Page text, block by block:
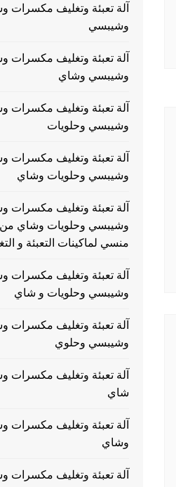
آلة تعبئة وتغليف
وشيبسي
آلة تعبئة وتغليف
وشيبسي وشاي
آلة تعبئة وتغليف
وشيبسي وحلويات
آلة تعبئة وتغليف
وشيبسي وحلويات وشاي
آلة تعبئة وتغليف
وشيبسي وحلويات وشاي
منسي لماكينات التعبئة و
آلة تعبئة وتغليف
وشيبسي وحلويات و شاي
آلة تعبئة وتغليف
وشيبسي وحلوي
آلة تعبئة وتغليف
شاي
آلة تعبئة وتغليف
وشاي
آلة تعبئة وتغليف